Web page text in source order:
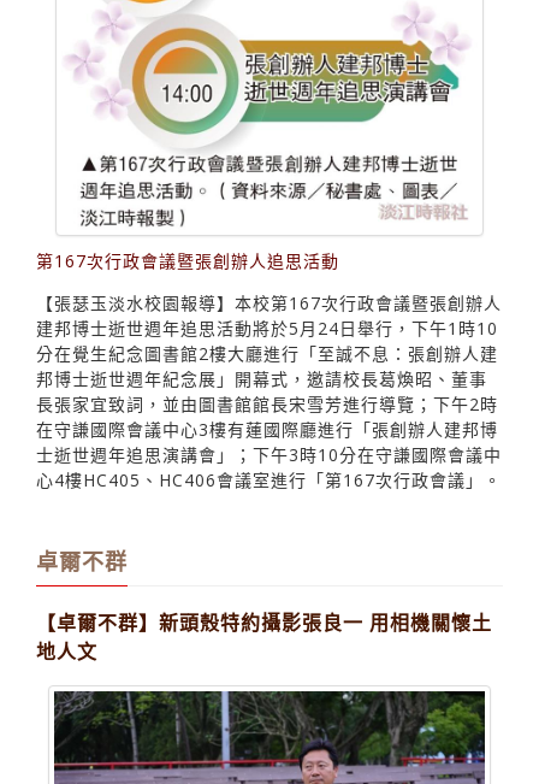
第167次行政會議暨張創辦人追思活動
【張瑟玉淡水校園報導】本校第167次行政會議暨張創辦人
建邦博士逝世週年追思活動將於5月24日舉行，下午1時10
分在覺生紀念圖書館2樓大廳進行「至誠不息：張創辦人建
邦博士逝世週年紀念展」開幕式，邀請校長葛煥昭、董事
長張家宜致詞，並由圖書館館長宋雪芳進行導覽；下午2時
在守謙國際會議中心3樓有蓮國際廳進行「張創辦人建邦博
士逝世週年追思演講會」；下午3時10分在守謙國際會議中
心4樓HC405、HC406會議室進行「第167次行政會議」。
卓爾不群
【卓爾不群】新頭殼特約攝影張良一 用相機關懷土
地人文